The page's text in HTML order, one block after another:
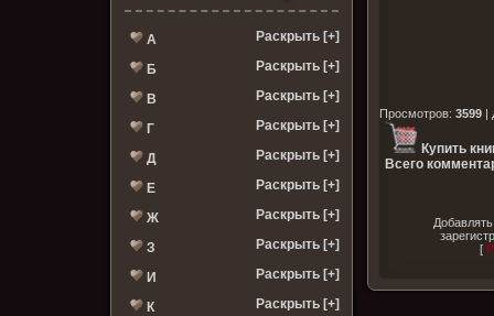
А Раскрыть [+]
Б Раскрыть [+]
В Раскрыть [+]
Г Раскрыть [+]
Д Раскрыть [+]
Е Раскрыть [+]
Ж Раскрыть [+]
З Раскрыть [+]
И Раскрыть [+]
К Раскрыть [+]
Просмотров:3599 |
Купить
Всего
[